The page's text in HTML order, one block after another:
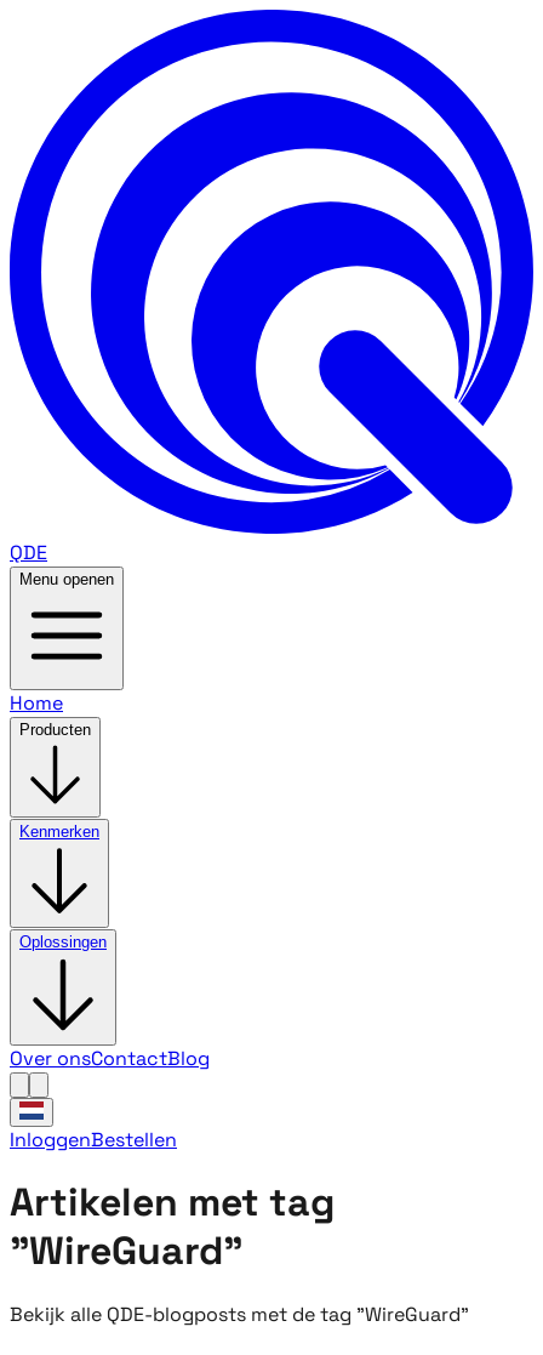
QDE
Menu openen
Home
Producten
Kenmerken
Oplossingen
Over onsContactBlog
InloggenBestellen
Artikelen met tag
"WireGuard"
Bekijk alle QDE-blogposts met de tag "WireGuard"